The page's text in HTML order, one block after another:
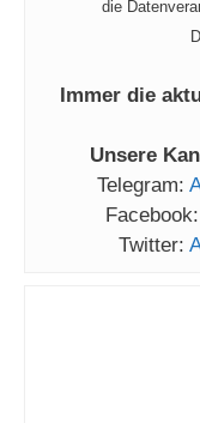
die
Immer die
Unsere
Telegram:
Facebook:
Twitter: